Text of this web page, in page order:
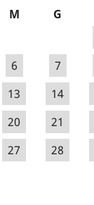
M G
6 7
13 14
20 21
27 28